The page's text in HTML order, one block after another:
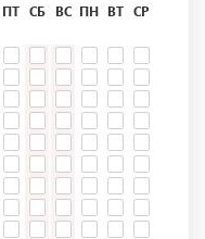
ПТ СБ
ВС ПН ВТ СР